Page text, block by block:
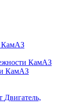
КамАЗ
КамАЗ
КамАЗ
Двигатель,